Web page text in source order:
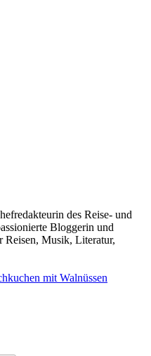
des Reise- und
Bloggerin und
Reisen, Musik, Literatur,
mit Walnüssen